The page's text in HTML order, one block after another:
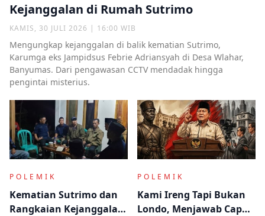
Kejanggalan di Rumah Sutrimo
KAMIS, 30 JULI 2026 | 16:00 WIB
Mengungkap kejanggalan di balik kematian Sutrimo,
Karumga eks Jampidsus Febrie Adriansyah di Desa Wlahar,
Banyumas. Dari pengawasan CCTV mendadak hingga
pengintai misterius.
POLEMIK
Kematian Sutrimo dan
Rangkaian Kejanggalan
POLEMIK
Kami Ireng Tapi Bukan
Londo, Menjawab Cap